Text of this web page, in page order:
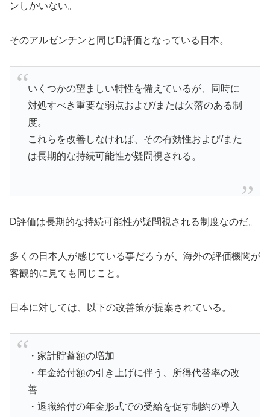
ンしかいない。
そのアルゼンチンと同じD評価となっている日本。
いくつかの望ましい特性を備えているが、同時に
対処すべき重要な弱点および/または欠落のある制
度。
これらを改善しなければ、その有効性および/また
は長期的な持続可能性が疑問視される。
D評価は長期的な持続可能性が疑問視される制度なのだ。
多くの日本人が感じている事だろうが、海外の評価機関が
客観的に見ても同じこと。
日本に対しては、以下の改善策が提案されている。
・家計貯蓄額の増加
・年金給付額の引き上げに伴う、所得代替率の改
善
・退職給付の年金形式での受給を促す制約の導入